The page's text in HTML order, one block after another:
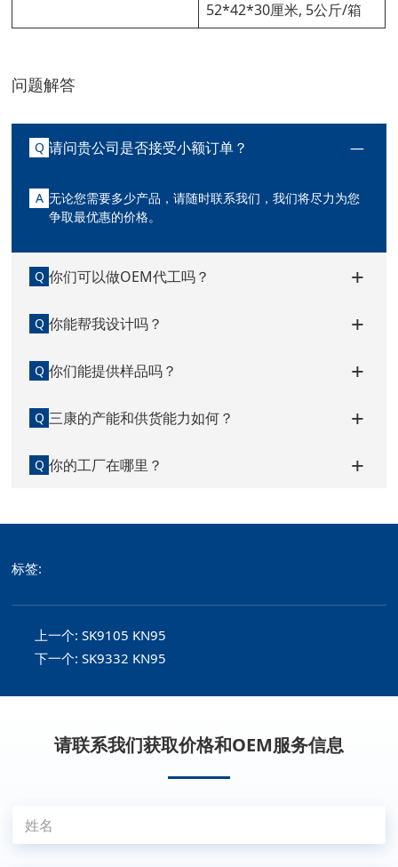
52*42*30厘米, 5公斤/箱
问题解答
Q 请问贵公司是否接受小额订单？
A 无论您需要多少产品，请随时联系我们，我们将尽力为您
争取最优惠的价格。
Q 你们可以做OEM代工吗？
Q 你能帮我设计吗？
Q 你们能提供样品吗？
Q 三康的产能和供货能力如何？
Q 你的工厂在哪里？
标签:
上一个:SK9105 KN95
下一个:SK9332 KN95
请联系我们获取价格和OEM服务信息